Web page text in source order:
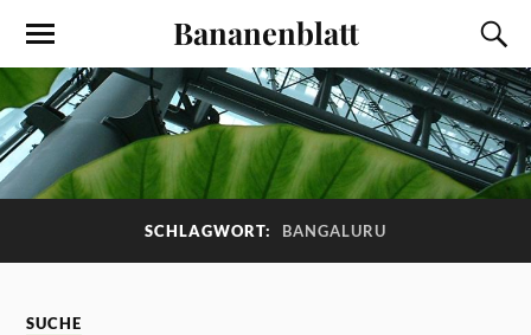
Bananenblatt
SCHLAGWORT: BANGALURU
SUCHE